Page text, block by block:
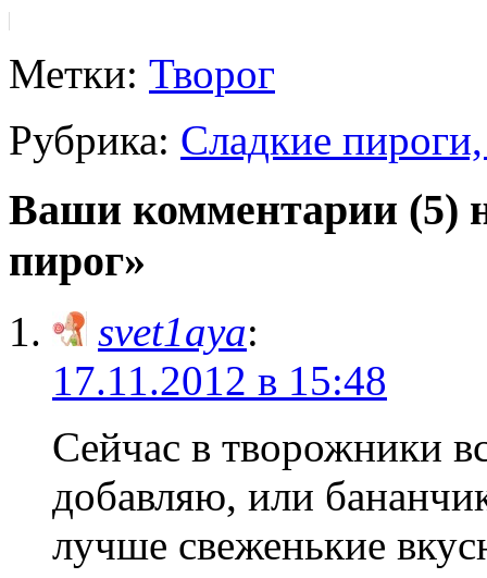
Метки: Творог
Рубрика: Сладкие
Ваши комментарии (5)
пирог»
svet1aya:
17.11.2012 в 15:48
Сейчас в творожники
добавляю, или
лучше свеженькие